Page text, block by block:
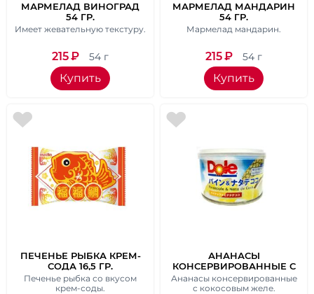
МАРМЕЛАД ВИНОГРАД
54 ГР.
Имеет жевательную текстуру.
215₽ 54 г
Купить
МАРМЕЛАД МАНДАРИН
54 ГР.
Мармелад мандарин.
215₽ 54 г
Купить
ПЕЧЕНЬЕ РЫБКА КРЕМ-
СОДА 16,5 ГР.
Печенье рыбка со вкусом
крем-соды.
АНАНАСЫ
КОНСЕРВИРОВАННЫЕ С
КОКОСОВЫМ ЖЕЛЕ 227
ГР.
Ананасы консервированные
с кокосовым желе.